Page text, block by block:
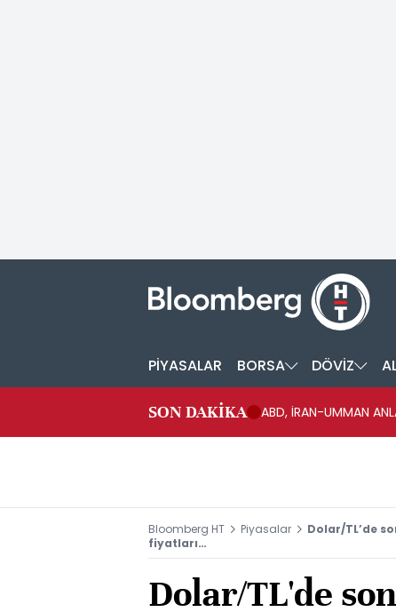
PİYASALAR BORSA DÖVİZ
SON DAKİKA ABD, İRAN-UMMAN
Bloomberg HT Piyasalar
Dolar/TL’de
fiyatları…
Dolar/TL'de